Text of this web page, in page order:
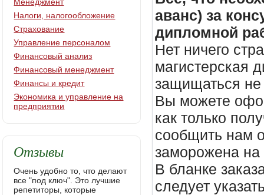
аванс) за
дипломной
Нет ничего
магистерская
защищаться не
Вы можете
как только
сообщить нам
заморожена
В бланке
следует
Налоги, налогообложение
Страхование
Управление персоналом
Финансовый анализ
Финансовый менеджмент
Финансы и кредит
Экономика и управление на
предприятии
Отзывы
Очень удобно то, что делают
все "под ключ". Это лучшие
репетиторы, которые